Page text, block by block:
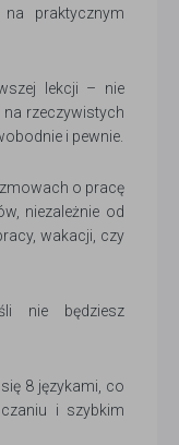
praktycznym
lekcji – nie
rzeczywistych
i pewnie.
o pracę
niezależnie od
wakacji, czy
nie będziesz
8 językami, co
i szybkim